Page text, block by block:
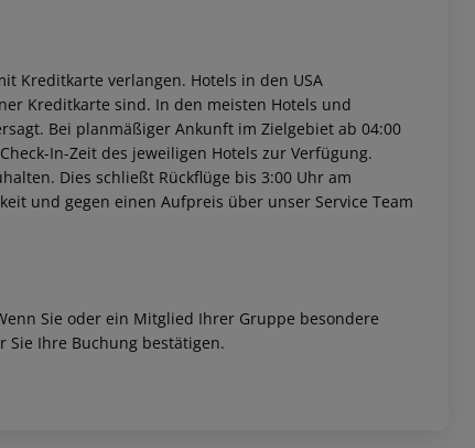
Kreditkarte verlangen. Hotels in den USA
Kreditkarte sind. In den meisten Hotels und
Bei planmäßiger Ankunft im Zielgebiet ab 04:00
In-Zeit des jeweiligen Hotels zur Verfügung.
Dies schließt Rückflüge bis 3:00 Uhr am
und gegen einen Aufpreis über unser Service Team
Sie oder ein Mitglied Ihrer Gruppe besondere
Sie Ihre Buchung bestätigen.